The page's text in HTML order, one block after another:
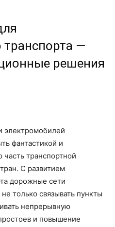
транспорта —
решения
электромобилей
фантастикой и
транспортной
С развитием
дорожные сети
только связывать пункты
непрерывную
и повышение